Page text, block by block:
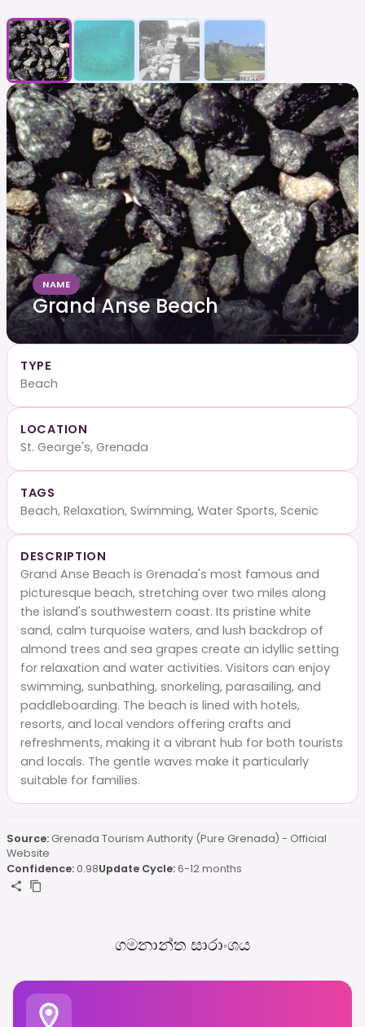
NAME
Grand Anse Beach
TYPE
Beach
LOCATION
St. George's, Grenada
TAGS
Beach, Relaxation, Swimming, Water Sports, Scenic
DESCRIPTION
Grand Anse Beach is Grenada's most famous and
picturesque beach, stretching over two miles along
the island's southwestern coast. Its pristine white
sand, calm turquoise waters, and lush backdrop of
almond trees and sea grapes create an idyllic setting
for relaxation and water activities. Visitors can enjoy
swimming, sunbathing, snorkeling, parasailing, and
paddleboarding. The beach is lined with hotels,
resorts, and local vendors offering crafts and
refreshments, making it a vibrant hub for both tourists
and locals. The gentle waves make it particularly
suitable for families.
Source: Grenada Tourism Authority (Pure Grenada) - Official
Website
Confidence:0.98Update Cycle:6-12 months
ගමනාන්ත සාරාංශය